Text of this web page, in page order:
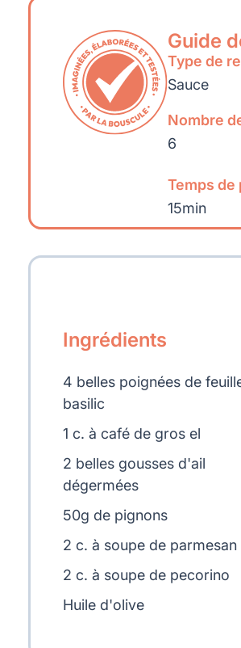
Guide
Type de
Sauce
Nombre
6
Temps de
15min
Ingrédients
4 belles poignées de
basilic
1 c. à café de gros el
2 belles gousses d'ail
dégermées
50g de pignons
2 c. à soupe de parmesan
2 c. à soupe de pecorino
Huile d'olive